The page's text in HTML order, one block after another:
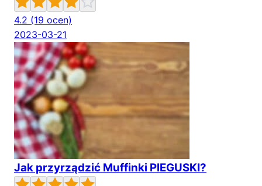
4.2 (19 ocen)
2023-03-21
Jak przyrządzić Muffinki PIEGUSKI?